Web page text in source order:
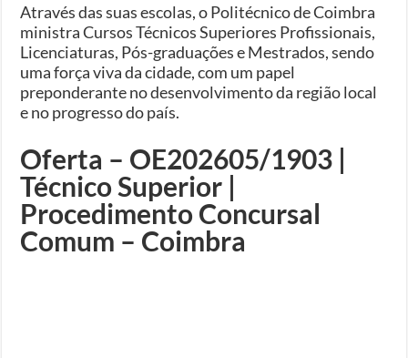
Através das suas escolas, o Politécnico de Coimbra
ministra Cursos Técnicos Superiores Profissionais,
Licenciaturas, Pós-graduações e Mestrados, sendo
uma força viva da cidade, com um papel
preponderante no desenvolvimento da região local
e no progresso do país.
Oferta – OE202605/1903 |
Técnico Superior |
Procedimento Concursal
Comum – Coimbra